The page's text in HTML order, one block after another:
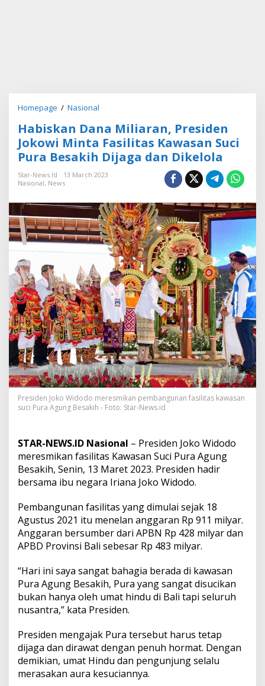
Homepage / Nasional
b
k
a
a
n
a
M
i
a
r
a
n
,
P
r
e
s
i
d
e
n
o
w
M
n
t
a
F
a
l
i
t
a
a
w
a
s
Habiskan Dana Miliaran, Presiden
Jokowi Minta Fasilitas Kawasan Suci
Pura Besakih Dijaga dan Dikelola
Star-News.id
13 March 2023
Nasional, News
Presiden Joko Widodo meresmikan pembangunan fasilitas kawasan
suci Pura Agung Besakih - Foto: Star-News.id
STAR-NEWS.ID Nasional – Presiden Joko Widodo
meresmikan fasilitas Kawasan Suci Pura Agung
Besakih, Senin, 13 Maret 2023. Presiden hadir
bersama ibu negara Iriana Joko Widodo.
Pembangunan fasilitas yang dimulai sejak 18
Agustus 2021 itu menelan anggaran Rp 911 milyar.
Anggaran bersumber dari APBN Rp 428 milyar dan
APBD Provinsi Bali sebesar Rp 483 milyar.
“Hari ini saya sangat bahagia berada di kawasan
Pura Agung Besakih, Pura yang sangat disucikan
bukan hanya oleh umat hindu di Bali tapi seluruh
nusantra,” kata Presiden.
Presiden mengajak Pura tersebut harus tetap
dijaga dan dirawat dengan penuh hormat. Dengan
demikian, umat Hindu dan pengunjung selalu
merasakan aura kesuciannya.